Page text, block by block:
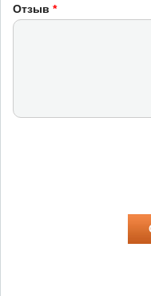
Отзыв *